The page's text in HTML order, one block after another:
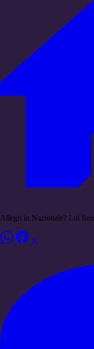
Allegri in Nazionale? Lui